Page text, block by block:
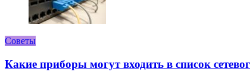
Советы
Какие приборы могут входить в список